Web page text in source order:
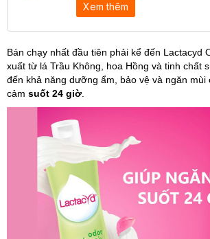
Xem thêm
Bán chạy nhất đầu tiên phải kể đến Lactacyd
xuất từ lá Trầu Không, hoa Hồng và tinh chất
đến khả năng dưỡng ẩm, bảo vệ và ngăn mùi
cảm suốt 24 giờ